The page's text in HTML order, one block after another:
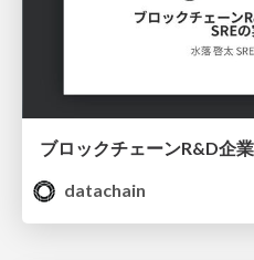
datachain